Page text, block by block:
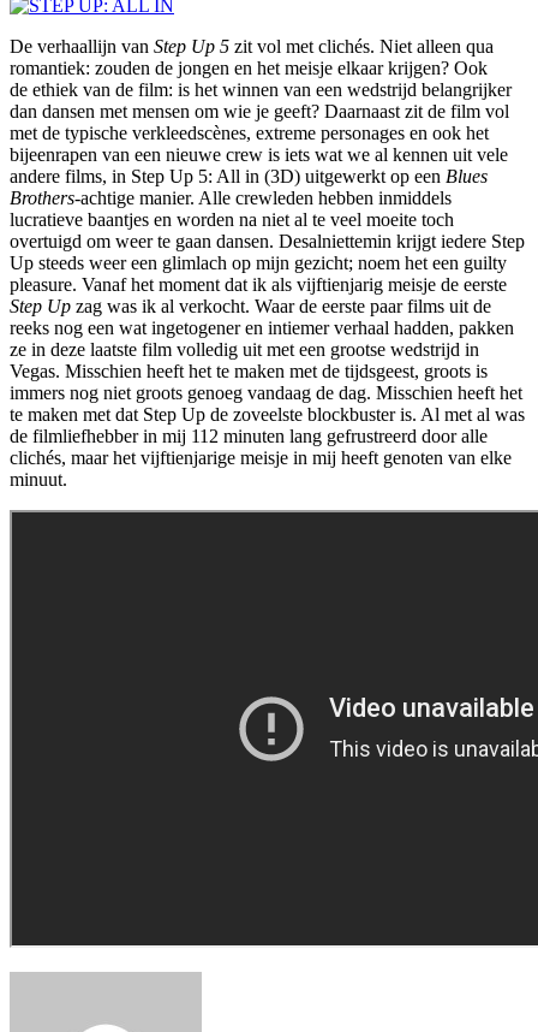
De verhaallijn van Step Up 5 zit vol met clichés. Niet alleen qua
romantiek: zouden de jongen en het meisje elkaar krijgen? Ook
de ethiek van de film: is het winnen van een wedstrijd belangrijker
dan dansen met mensen om wie je geeft? Daarnaast zit de film vol
met de typische verkleedscènes, extreme personages en ook het
bijeenrapen van een nieuwe crew is iets wat we al kennen uit vele
andere films, in Step Up 5: All in (3D) uitgewerkt op een Blues
Brothers-achtige manier. Alle crewleden hebben inmiddels
lucratieve baantjes en worden na niet al te veel moeite toch
overtuigd om weer te gaan dansen. Desalniettemin krijgt iedere Step
Up steeds weer een glimlach op mijn gezicht; noem het een guilty
pleasure. Vanaf het moment dat ik als vijftienjarig meisje de eerste
Step Up zag was ik al verkocht. Waar de eerste paar films uit de
reeks nog een wat ingetogener en intiemer verhaal hadden, pakken
ze in deze laatste film volledig uit met een grootse wedstrijd in
Vegas. Misschien heeft het te maken met de tijdsgeest, groots is
immers nog niet groots genoeg vandaag de dag. Misschien heeft het
te maken met dat Step Up de zoveelste blockbuster is. Al met al was
de filmliefhebber in mij 112 minuten lang gefrustreerd door alle
clichés, maar het vijftienjarige meisje in mij heeft genoten van elke
minuut.